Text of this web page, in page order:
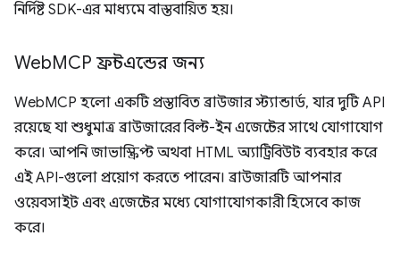
নির্দিষ্ট SDK-এর মাধ্যমে বাস্তবায়িত হয়।
WebMCP ফ্রন্টএন্ডের জন্য
WebMCP হলো একটি প্রস্তাবিত ব্রাউজার স্ট্যান্ডার্ড, যার দুটি API
রয়েছে যা শুধুমাত্র ব্রাউজারের বিল্ট-ইন এজেন্টের সাথে যোগাযোগ
করে। আপনি জাভাস্ক্রিপ্ট অথবা HTML অ্যাট্রিবিউট ব্যবহার করে
এই API-গুলো প্রয়োগ করতে পারেন। ব্রাউজারটি আপনার
ওয়েবসাইট এবং এজেন্টের মধ্যে যোগাযোগকারী হিসেবে কাজ
করে।